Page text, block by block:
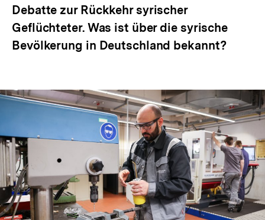
Debatte zur Rückkehr syrischer
Geflüchteter. Was ist über die syrische
Bevölkerung in Deutschland bekannt?